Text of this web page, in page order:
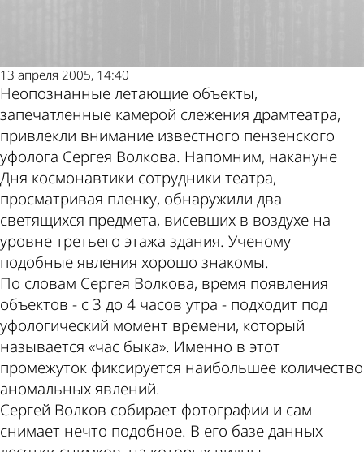
13 апреля 2005, 14:40
Неопознанные летающие объекты,
запечатленные камерой слежения драмтеатра,
привлекли внимание известного пензенского
уфолога Сергея Волкова. Напомним, накануне
Дня космонавтики сотрудники театра,
просматривая пленку, обнаружили два
светящихся предмета, висевших в воздухе на
уровне третьего этажа здания. Ученому
подобные явления хорошо знакомы.
По словам Сергея Волкова, время появления
объектов - с 3 до 4 часов утра - подходит под
уфологический момент времени, который
называется «час быка». Именно в этот
промежуток фиксируется наибольшее количество
аномальных явлений.
Сергей Волков собирает фотографии и сам
снимает нечто подобное. В его базе данных